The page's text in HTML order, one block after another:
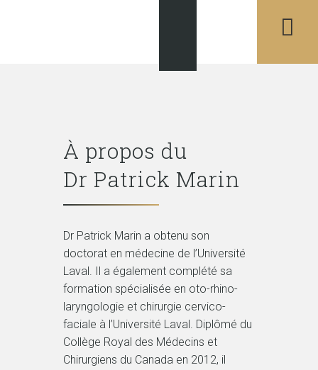
À propos du
Dr Patrick Marin
Dr Patrick Marin a obtenu son
doctorat en médecine de l’Université
Laval. Il a également complété sa
formation spécialisée en oto-rhino-
laryngologie et chirurgie cervico-
faciale à l’Université Laval. Diplômé du
Collège Royal des Médecins et
Chirurgiens du Canada en 2012, il